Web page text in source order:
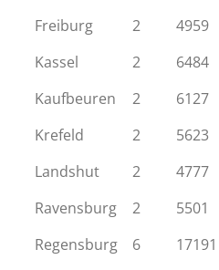
Freiburg
2 4959
Kassel
2 6484
Kaufbeuren
2 6127
Krefeld
2 5623
Landshut
2 4777
Ravensburg
2 5501
Regensburg
6 17191